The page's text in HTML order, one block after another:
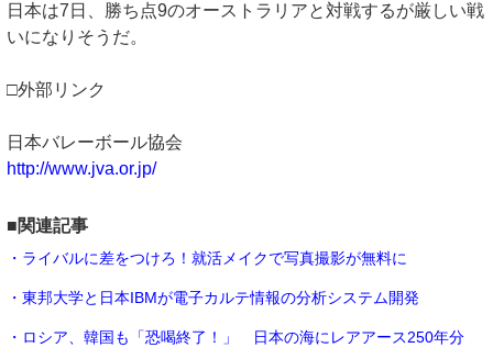
日本は7日、勝ち点9のオーストラリアと対戦するが厳しい戦
いになりそうだ。
□外部リンク
日本バレーボール協会
http://www.jva.or.jp/
■関連記事
・ライバルに差をつけろ！就活メイクで写真撮影が無料に
・東邦大学と日本IBMが電子カルテ情報の分析システム開発
・ロシア、韓国も「恐喝終了！」 日本の海にレアアース250年分